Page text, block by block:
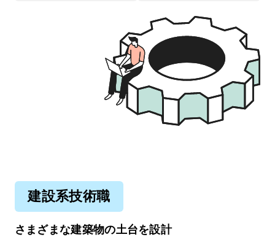
建設系技術職
さまざまな建築物の土台を設計